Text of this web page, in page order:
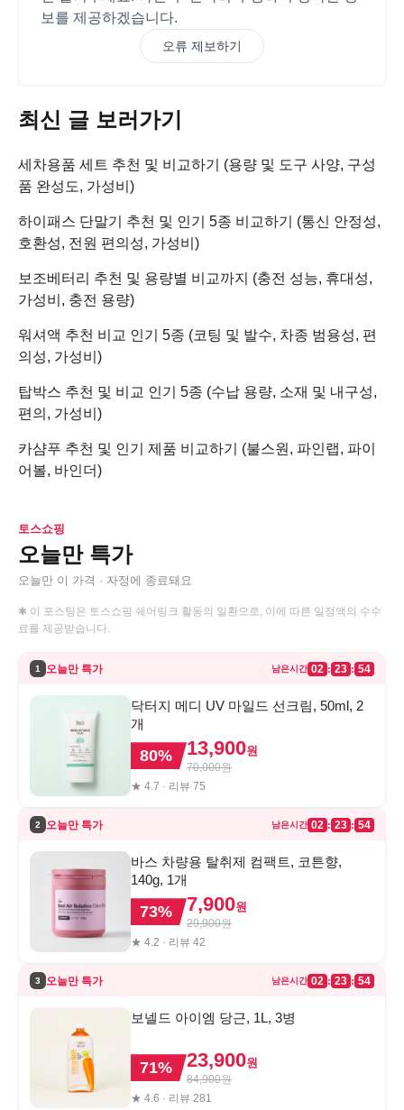
보를 제공하겠습니다.
오류 제보하기
최신 글 보러가기
세차용품 세트 추천 및 비교하기 (용량 및 도구 사양, 구성
품 완성도, 가성비)
하이패스 단말기 추천 및 인기 5종 비교하기 (통신 안정성,
호환성, 전원 편의성, 가성비)
보조베터리 추천 및 용량별 비교까지 (충전 성능, 휴대성,
가성비, 충전 용량)
워셔액 추천 비교 인기 5종 (코팅 및 발수, 차종 범용성, 편
의성, 가성비)
탑박스 추천 및 비교 인기 5종 (수납 용량, 소재 및 내구성,
편의, 가성비)
카샴푸 추천 및 인기 제품 비교하기 (불스원, 파인랩, 파이
어볼, 바인더)
토스쇼핑
오늘만 특가
오늘만 이 가격 · 자정에 종료돼요
✱ 이 포스팅은 토스쇼핑 쉐어링크 활동의 일환으로, 이에 따른 일정액의 수수
료를 제공받습니다.
1 오늘만 특가 남은시간 02 : 23 : 54
닥터지 메디 UV 마일드 선크림, 50ml, 2
개
80% 13,900원
70,000원
★ 4.7 · 리뷰 75
2 오늘만 특가 남은시간 02 : 23 : 54
바스 차량용 탈취제 컴팩트, 코튼향,
140g, 1개
73% 7,900원
29,900원
★ 4.2 · 리뷰 42
3 오늘만 특가 남은시간 02 : 23 : 54
보넬드 아이엠 당근, 1L, 3병
71% 23,900원
84,900원
★ 4.6 · 리뷰 281